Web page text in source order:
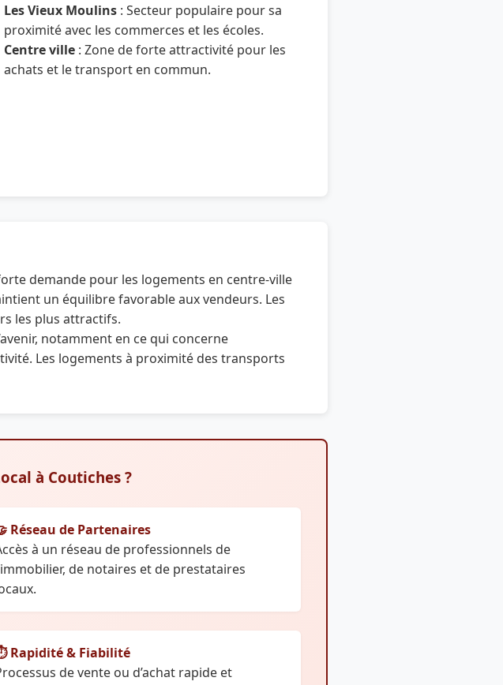
Les Vieux Moulins : Secteur populaire pour sa
proximité avec les commerces et les écoles.
Centre ville : Zone de forte attractivité pour les
achats et le transport en commun.
demande pour les logements en centre-ville
un équilibre favorable aux vendeurs. Les
les plus attractifs.
notamment en ce qui concerne
Les logements à proximité des transports
à Coutiches ?
Réseau de Partenaires
à un réseau de professionnels de
de notaires et de prestataires
Rapidité & Fiabilité
de vente ou d’achat rapide et